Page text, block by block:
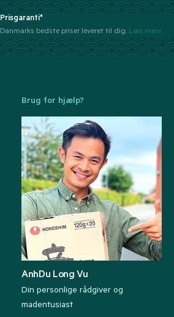
Prisgaranti*
Danmarks bedste priser leveret til dig. Læs mere
Brug for hjælp?
AnhDu Long Vu
Din personlige rådgiver og
madentusiast